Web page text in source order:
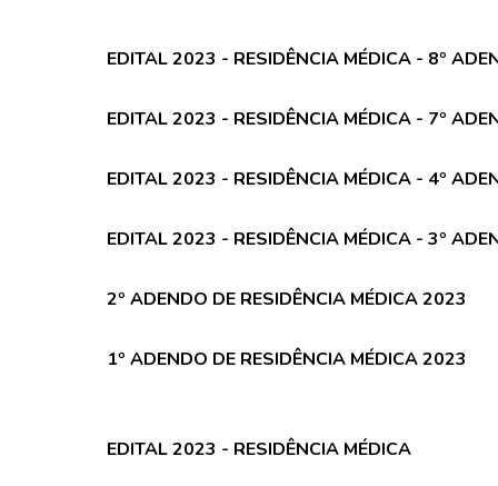
EDITAL 2023 - RESIDÊNCIA MÉDICA - 8º
EDITAL 2023 - RESIDÊNCIA MÉDICA - 7º
EDITAL 2023 - RESIDÊNCIA MÉDICA - 4º
EDITAL 2023 - RESIDÊNCIA MÉDICA - 3º
2º ADENDO DE RESIDÊNCIA MÉDICA 2023
1º ADENDO DE RESIDÊNCIA MÉDICA 2023
EDITAL 2023 - RESIDÊNCIA MÉDICA